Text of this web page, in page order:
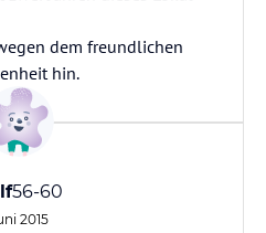
dem freundlichen
hin.
56-60
2015